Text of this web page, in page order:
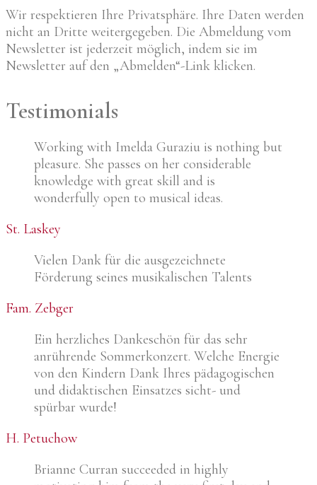
Wir respektieren Ihre Privatsphäre. Ihre Daten werden
nicht an Dritte weitergegeben. Die Abmeldung vom
Newsletter ist jederzeit möglich, indem sie im
Newsletter auf den „Abmelden“-Link klicken.
Testimonials
Working with Imelda Guraziu is nothing but
pleasure. She passes on her considerable
knowledge with great skill and is
wonderfully open to musical ideas.
St. Laskey
Vielen Dank für die ausgezeichnete
Förderung seines musikalischen Talents
Fam. Zebger
Ein herzliches Dankeschön für das sehr
anrührende Sommerkonzert. Welche Energie
von den Kindern Dank Ihres pädagogischen
und didaktischen Einsatzes sicht- und
spürbar wurde!
H. Petuchow
Brianne Curran succeeded in highly